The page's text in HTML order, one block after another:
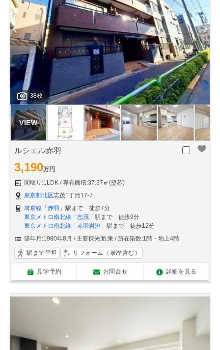
38枚
ルシェル赤羽
3,190万円
間取り:1LDK
専有面積:37.37㎡(壁芯)
東京都北区志茂1丁目17-7
埼京線 「 赤羽 」駅まで 徒歩7分
東京メトロ南北線 「 志茂 」駅まで 徒歩9分
東京メトロ南北線 「 赤羽岩淵 」駅まで 徒歩12分
築年月:1980年8月
主要採光面:東 所在階数:1階・地上4階
駅まで平坦 リフォーム（履歴含む）
見学予約 お問合せ 詳細を見る